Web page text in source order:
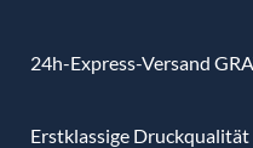
24h-Express-Versand
Erstklassige Druckqualität